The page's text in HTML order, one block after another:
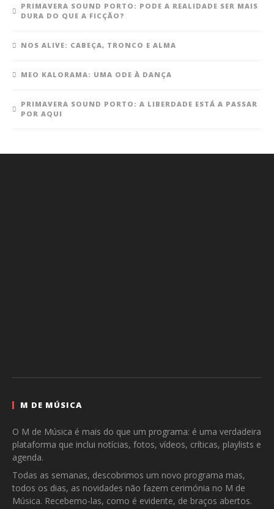
PRIMAVERA SOUND PORTO: PODE A REALIDADE SER MAIS
DURA DO QUE A FICÇÃO?
NOS ALIVE: CABEÇA, TRONCO E ALMA
MEO KALORAMA: UMA ODE À DANÇA
PRIMAVERA SOUND PORTO: A LIBERDADE ESTÁ A PASSAR
POR AQUI
M DE MÚSICA
O M de Música é mais do que um programa: é uma verdadeira
plataforma que inclui notícias, fotos, vídeos, críticas, playlists e
agenda.
Todas as semanas, descobrimos um novo programa mas,
todos os dias, as novidades não fazem cerimónia no M de
Música. Recebemo-las, como é evidente, de braços abertos.